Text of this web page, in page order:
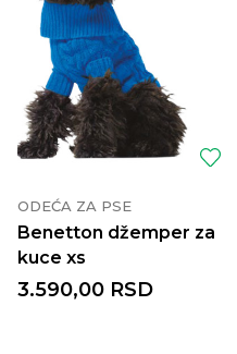
ODEĆA ZA PSE
Benetton džemper za
kuce xs
3.590,00 RSD